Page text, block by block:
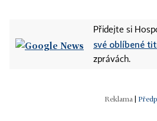
Přidejte si
své oblíbené
zprávách.